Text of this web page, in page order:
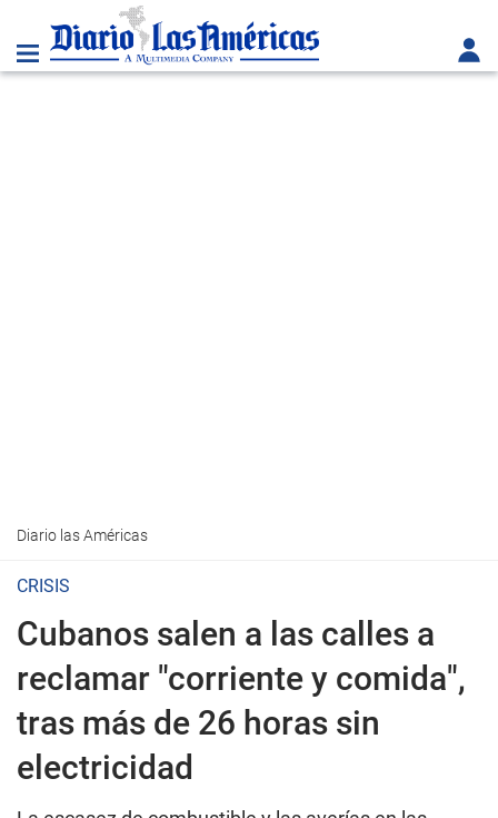
Diario las Américas
CRISIS
Cubanos salen a las calles a
reclamar "corriente y comida",
tras más de 26 horas sin
electricidad